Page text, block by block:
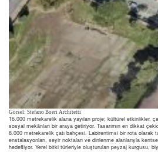
Görsel: Stefano Boeri Architetti
16.000 metrekarelik alana yayılan proje; kültürel etkinlikler,
sosyal mekânları bir araya getiriyor. Tasarımın en dikkat
8.000 metrekarelik çatı bahçesi. Labirentimsi bir rota olarak
enstalasyonları, seyir noktaları ve dinlenme alanlarıyla
hedefliyor. Yerel bitki türleriyle oluşturulan peyzaj kurgusu,